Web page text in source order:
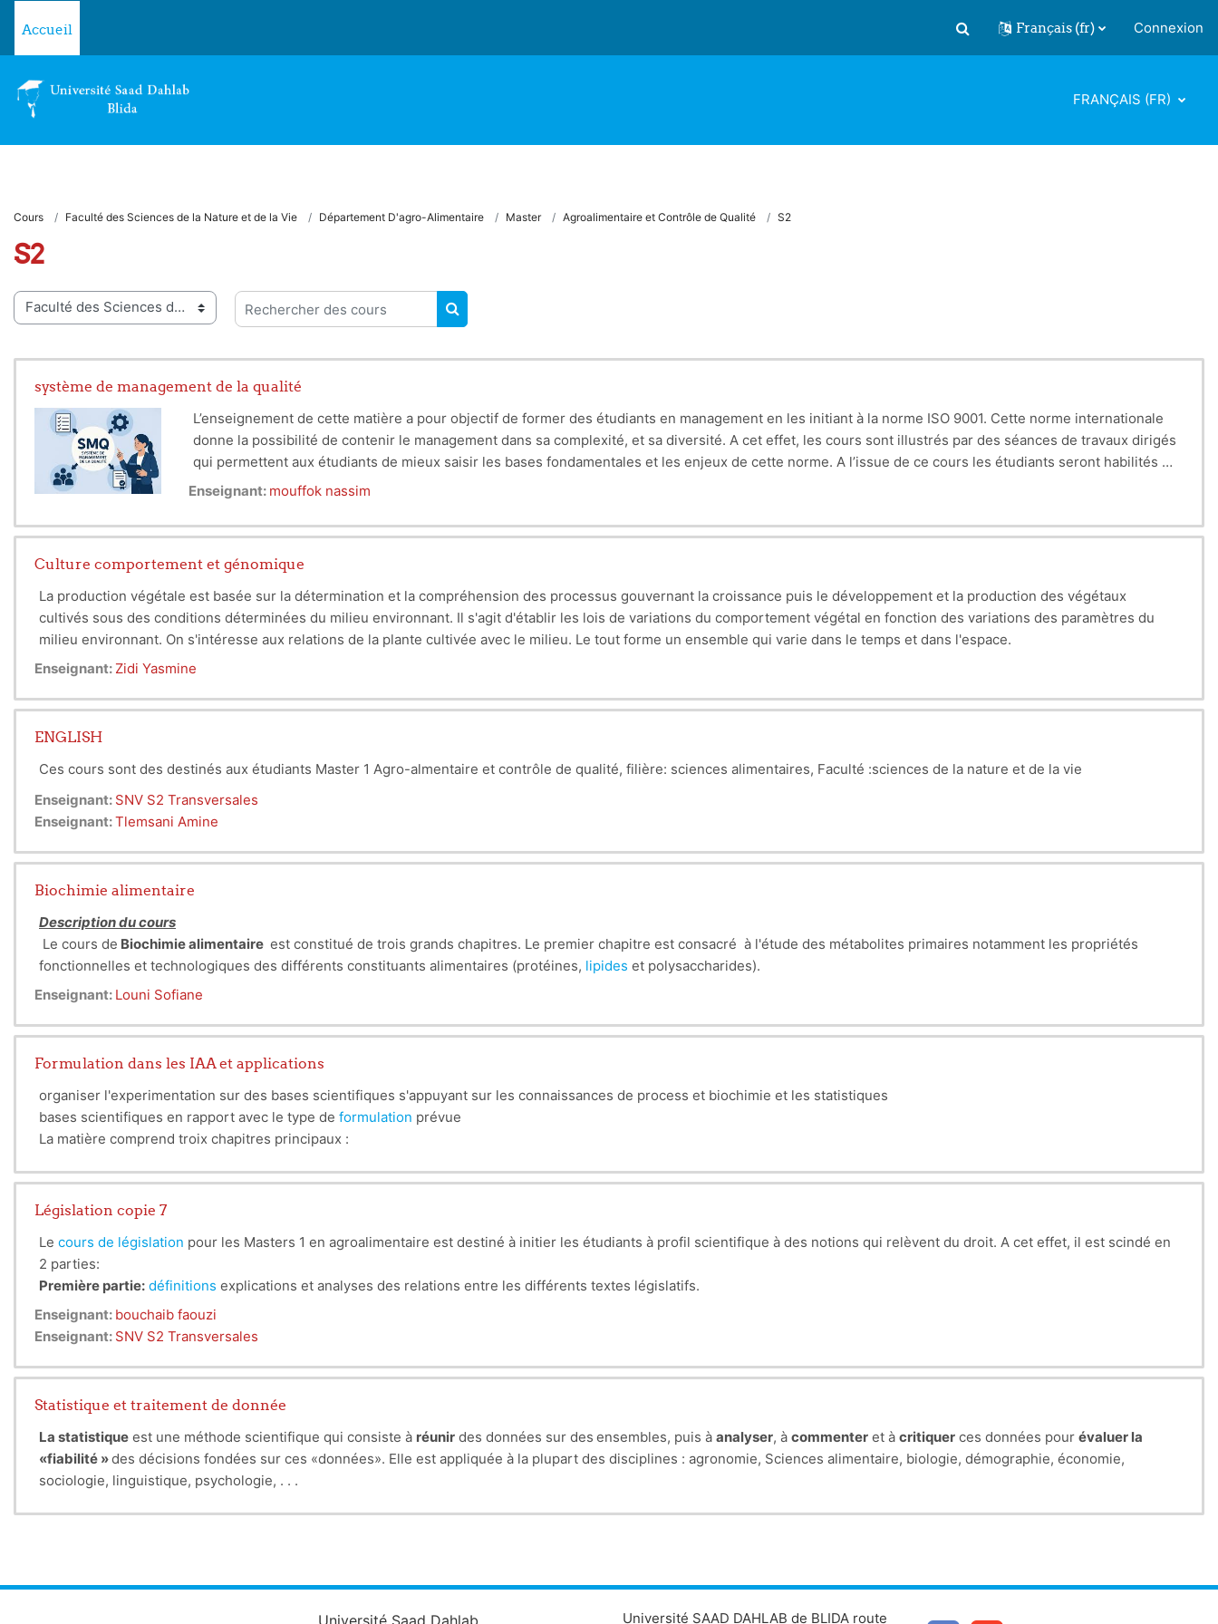
Accueil
Activer/désactiver la saisie de
Français ‎(fr)‎ Connexion
FRANÇAIS ‎(FR)‎
Cours Faculté des Sciences de la Nature et de la Vie Département D'agro-Alimentaire Master Agroalimentaire et Contrôle de Qualité S2
S2
de cours
Rechercher des cours
RECHERCHER DES COURS
système de management de la qualité
L’enseignement de cette matière a pour objectif de former des étudiants en management en les initiant à la norme ISO 9001. Cette norme internationale
donne la possibilité de contenir le management dans sa complexité, et sa diversité. A cet effet, les cours sont illustrés par des séances de travaux dirigés
qui permettent aux étudiants de mieux saisir les bases fondamentales et les enjeux de cette norme. A l’issue de ce cours les étudiants seront habilités à
percevoir l’entreprise de manière méthodique et avec une vision ouverte, ce qui donnera la possibilité à la mise en application de la norme ISO 9001 dans
les entreprises agroalimentaires.
Enseignant: mouffok nassim
Culture comportement et génomique
La production végétale est basée sur la détermination et la compréhension des processus gouvernant la croissance puis le développement et la production des végétaux
cultivés sous des conditions déterminées du milieu environnant. Il s'agit d'établir les lois de variations du comportement végétal en fonction des variations des paramètres du
milieu environnant. On s'intéresse aux relations de la plante cultivée avec le milieu. Le tout forme un ensemble qui varie dans le temps et dans l'espace.
Enseignant: Zidi Yasmine
ENGLISH
Ces cours sont des destinés aux étudiants Master 1 Agro-almentaire et contrôle de qualité, filière: sciences alimentaires, Faculté :sciences de la nature et de la vie
Enseignant: SNV S2 Transversales
Enseignant:Tlemsani Amine
Biochimie alimentaire
Description du cours
Le cours de Biochimie alimentaire est constitué de trois grands chapitres. Le premier chapitre est consacré à l'étude des métabolites primaires notamment les propriétés
fonctionnelles et technologiques des différents constituants alimentaires (protéines, lipides et polysaccharides).
-Les métabolites primaires :
*Systèmes protéiques : Propriétés physiques et fonctionnelles, modifications biochimiques et enzymatiques, interactions moléculaires, applications industrielles
*Polysaccarides ; propriétés fonctionnelles, nutritionnelles et applications en agroalimentaire
*Lipides : Propretés physico-chimiques et fonctionnelles, traitements de modification
Le deuxième chapitre traite les métabolites secondaires notamment:hétérosides, polyphénols, terpènes...Etc.
Enfin le troisième et dernier chapitre est dédié aux additifs / améliorants dans les IAA notamment leurs natures et propriétés (liants, épaississants, agglomérants, les
conservateurs, les antioxydants, colorants …etc. Ce chapitre porte aussi les molécules à caractère sensoriel (interactions et types de liaisons)
Ce coursest destiné aux étudiants inscrits en Master 1, Spécialité;Agroalimentaire et Contrôle de Qualité.
Objectifs de l’enseignement
alimentaires, des additifs dans les IAA notamment leurs propriétés, les base pour les modifications et les améliorations des produits et encore de nouvelles formulations
Connaissances préalables recommandées
Biochimie végétale, botanique, chimie, physique, thermodynamique,…etc.
Enseignant: Louni Sofiane
Formulation dans les IAA et applications
organiser l'experimentation sur des bases scientifiques s'appuyant sur les connaissances de process et biochimie et les statistiques
bases scientifiques en rapport avec le type de formulation prévue
La matière comprend troix chapitres principaux :
-L'orientation
-Laformulation
Législation copie 7
Le cours de législation pour les Masters 1 en agroalimentaire est destiné à initier les étudiants à profil scientifique à des notions qui relèvent du droit. A cet effet, il est scindé en
2 parties:
Première partie: définitions explications et analyses des relations entre les différents textes législatifs.
Deuxième partie: illustration des différents textes législatifs qui touchent au domaine de l'agroalimentaire par des textes législatifs algériens. Cette deuxième partie permet aux
étudiants de découvrir et d'étudier le role et l'importance de la législation dans leur domaine de spécialisation (agroalimentaire), et ainsi de prendre conscience et mettre en
évidence la relation forte qui existe entre la législation et le domaine de l'agroalimentaire.
Enseignant: bouchaib faouzi
Enseignant: SNV S2 Transversales
Statistique et traitement de donnée
La statistique est une méthode scientifique qui consiste à réunir des données sur des ensembles, puis à analyser, à commenter et à critiquer ces données pour évaluer la
«fiabilité »des décisions fondées sur ces «données». Elle est appliquée à la plupart des disciplines : agronomie, Sciences alimentaire, biologie, démographie, économie,
sociologie, linguistique, psychologie, . . .
Université Saad Dahlab Université SAAD DAHLAB de BLIDA route